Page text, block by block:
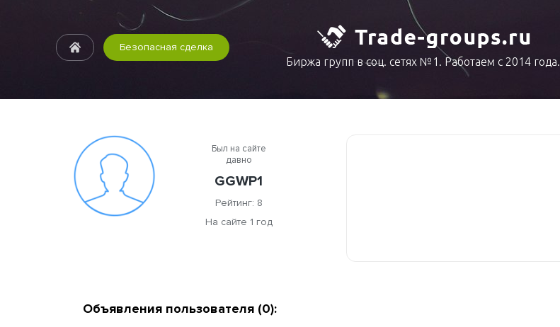
Безопасная сделка
Биржа групп в соц. сетях №1. Работаем с 2014 года.
Был на сайте
давно
GGWP1
Рейтинг: 8
На сайте 1 год
Объявления пользователя (0):